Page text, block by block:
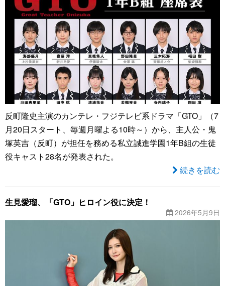
反町隆史主演のカンテレ・フジテレビ系ドラマ「GTO」（7
月20日スタート、毎週月曜よる10時～）から、主人公・鬼
塚英吉（反町）が担任を務める私立誠進学園1年B組の生徒
役キャスト28名が発表された。
続きを読む
生見愛瑠、「GTO」ヒロイン役に決定！
2026年5月9日